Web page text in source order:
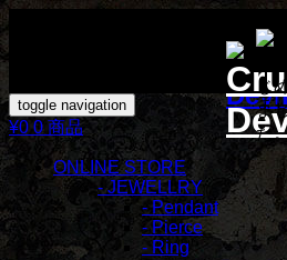
toggle navigation
¥0 0 商品
ONLINE STORE
- JEWELLRY
- Pendant
- Pierce
- Ring